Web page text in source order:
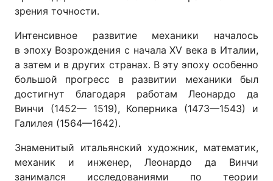
зрения точности.
Интенсивное развитие механики началось
в эпоху Возрождения с начала XV века в Италии,
а затем и в других странах. В эту эпоху особенно
большой прогресс в развитии механики был
достигнут благодаря работам Леонардо да
Винчи (1452— 1519), Коперника (1473—1543) и
Галилея (1564—1642).
Знаменитый итальянский художник, математик,
механик и инженер, Леонардо да Винчи
занимался исследованиями по теории